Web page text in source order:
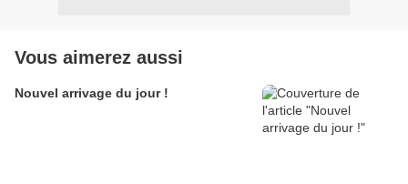
Vous aimerez aussi
Nouvel arrivage du jour !